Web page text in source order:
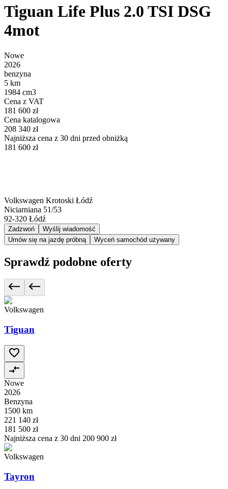
Tiguan Life Plus 2.0 TSI DSG
4mot
Nowe
2026
benzyna
5 km
1984 cm3
Cena z VAT
181 600 zł
Cena katalogowa
208 340 zł
Najniższa cena z 30 dni przed obniżką
181 600 zł
Volkswagen Krotoski Łódź
Niciarniana 51/53
92-320 Łódź
Zadzwoń
Wyślij wiadomość
Umów się na jazdę próbną
Wyceń samochód używany
Sprawdź podobne oferty
Volkswagen
Tiguan
Nowe
2026
Benzyna
1500 km
221 140 zł
181 500 zł
Najniższa cena z 30 dni 200 900 zł
Volkswagen
Tayron